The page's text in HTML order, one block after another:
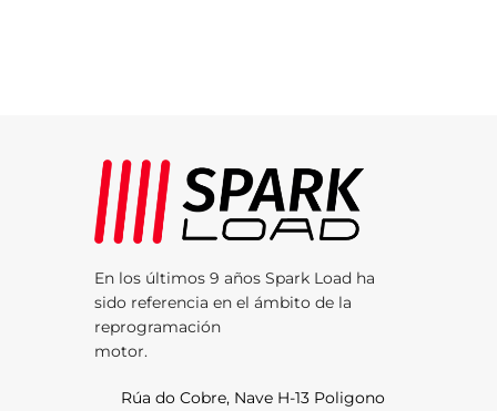
En los últimos 9 años Spark Load ha
sido referencia en el ámbito de la
reprogramación
motor.
Rúa do Cobre, Nave H-13 Poligono